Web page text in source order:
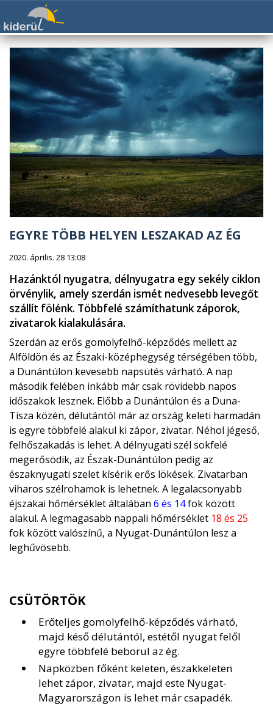
EGYRE TÖBB HELYEN LESZAKAD AZ ÉG
2020. április. 28 13:08
Hazánktól nyugatra, délnyugatra egy sekély ciklon
örvénylik, amely szerdán ismét nedvesebb levegőt
szállít fölénk. Többfelé számíthatunk záporok,
zivatarok kialakulására.
Szerdán az erős gomolyfelhő-képződés mellett az
Alföldön és az Északi-középhegység térségében több,
a Dunántúlon kevesebb napsütés várható. A nap
második felében inkább már csak rövidebb napos
időszakok lesznek. Előbb a Dunántúlon és a Duna-
Tisza közén, délutántól már az ország keleti harmadán
is egyre többfelé alakul ki zápor, zivatar. Néhol jégeső,
felhőszakadás is lehet. A délnyugati szél sokfelé
megerősödik, az Észak-Dunántúlon pedig az
északnyugati szelet kísérik erős lökések. Zivatarban
viharos szélrohamok is lehetnek. A legalacsonyabb
éjszakai hőmérséklet általában 6 és 14fok között
alakul. A legmagasabb nappali hőmérséklet 18 és 25
fok között valószínű, a Nyugat-Dunántúlon lesz a
leghűvösebb.
CSÜTÖRTÖK
Erőteljes gomolyfelhő-képződés várható,
majd késő délutántól, estétől nyugat felől
egyre többfelé beborul az ég.
Napközben főként keleten, északkeleten
lehet zápor, zivatar, majd este Nyugat-
Magyarországon is lehet már csapadék.